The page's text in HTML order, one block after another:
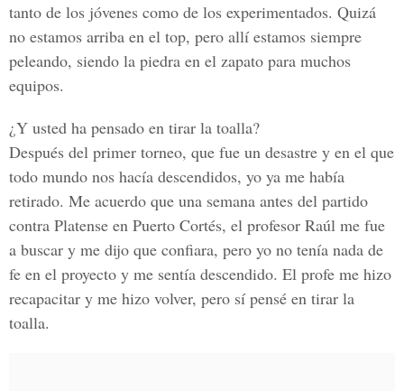
tanto de los jóvenes como de los experimentados. Quizá
no estamos arriba en el top, pero allí estamos siempre
peleando, siendo la piedra en el zapato para muchos
equipos.
¿Y usted ha pensado en tirar la toalla?
Después del primer torneo, que fue un desastre y en el que
todo mundo nos hacía descendidos, yo ya me había
retirado. Me acuerdo que una semana antes del partido
contra Platense en Puerto Cortés, el profesor Raúl me fue
a buscar y me dijo que confiara, pero yo no tenía nada de
fe en el proyecto y me sentía descendido. El profe me hizo
recapacitar y me hizo volver, pero sí pensé en tirar la
toalla.